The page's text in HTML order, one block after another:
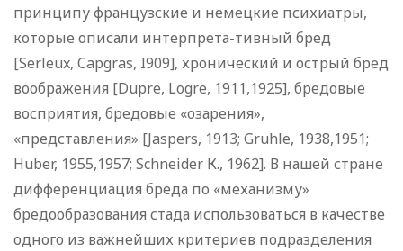
принципу французские и немецкие психиатры,
которые описали интерпрета-тивный бред
[Serleux, Capgras, I909], хронический и острый бред
воображения [Dupre, Logre, 1911,1925], бредовые
восприятия, бредовые «озарения»,
«представления» [Jaspers, 1913; Gruhle, 1938,1951;
Huber, 1955,1957; Schneider К., 1962]. В нашей стране
дифференциация бреда по «механизму»
бредообразования стада использоваться в качестве
одного из важнейших критериев подразделения